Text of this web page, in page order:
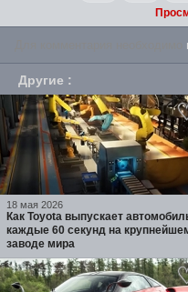
Другие :
18 мая 2026
Как Toyota выпускает
каждые 60 секунд на
заводе мира